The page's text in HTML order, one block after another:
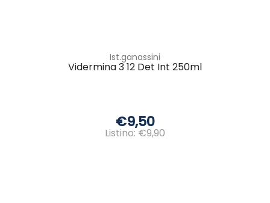
Ist.ganassini
Vidermina 3 12 Det Int 250ml
€9,50
Listino: €9,90